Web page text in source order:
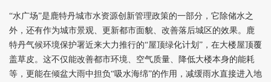
“水广场”是鹿特丹城市水资源创新管理政策的一部分，它除储水之
外，还有作为城市景观、更新都市面貌、改善落后城区的效果。鹿
特丹气候环境保护署近来大力推行的“屋顶绿化计划”，在大楼屋顶覆
盖草皮。这不仅能改善都市环境、空气质量、降低大楼本身的能耗
等，更能在倾盆大雨中担负“吸水海绵”的作用，减缓雨水直接进入地